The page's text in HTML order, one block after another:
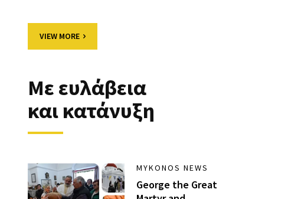
VIEW MORE
Με ευλάβεια
και κατάνυξη
MYKONOS NEWS
George the Great